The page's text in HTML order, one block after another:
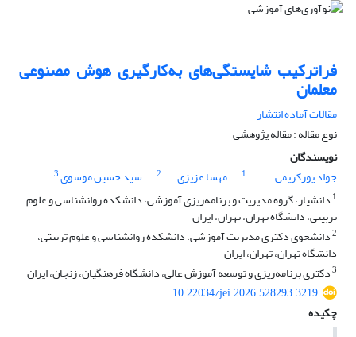
فراترکیب شایستگی‌های به‌کارگیری هوش مصنوعی
معلمان
مقالات آماده انتشار
نوع مقاله : مقاله پژوهشی
نویسندگان
جواد پورکریمی
1 مهسا عزیزی 2 سید حسین موسوی3
1 دانشیار، گروه مدیریت و برنامه‌ریزی آموزشی، دانشکده روانشناسی و علوم
تربیتی، دانشگاه تهران، تهران، ایران
2دانشجوی دکتری مدیریت آموزشی، دانشکده روانشناسی و علوم تربیتی،
دانشگاه تهران، تهران، ایران
3دکتری برنامه‌ریزی و توسعه آموزش عالی، دانشگاه فرهنگیان، زنجان، ایران
10.22034/jei.2026.528293.3219
چکیده